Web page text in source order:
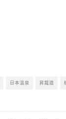
日本溫泉 昇龍道